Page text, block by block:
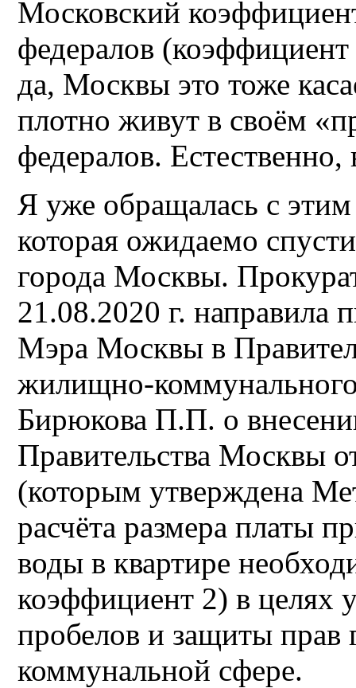
Московский
федералов
да, Москвы это тоже
плотно живут в своём
федералов.
Я уже обращалась с
которая ожидаемо
города Москвы.
21.08.2020 г. направила
Мэра Москвы в
жилищно-коммунального
Бирюкова П.П. о
Правительства Москвы
(которым утверждена
расчёта размера платы
воды в квартире
коэффициент 2) в целях
пробелов и защиты
коммунальной сфере.